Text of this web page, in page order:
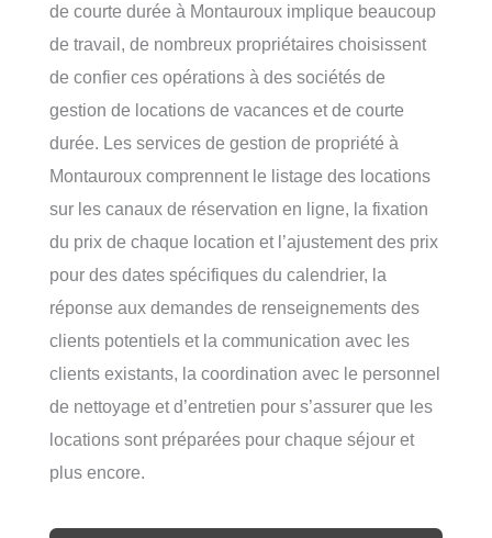
de courte durée à Montauroux implique beaucoup
de travail, de nombreux propriétaires choisissent
de confier ces opérations à des sociétés de
gestion de locations de vacances et de courte
durée. Les services de gestion de propriété à
Montauroux comprennent le listage des locations
sur les canaux de réservation en ligne, la fixation
du prix de chaque location et l’ajustement des prix
pour des dates spécifiques du calendrier, la
réponse aux demandes de renseignements des
clients potentiels et la communication avec les
clients existants, la coordination avec le personnel
de nettoyage et d’entretien pour s’assurer que les
locations sont préparées pour chaque séjour et
plus encore.